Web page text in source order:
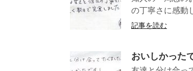
の丁寧さに感
記事を読む
おいしかった